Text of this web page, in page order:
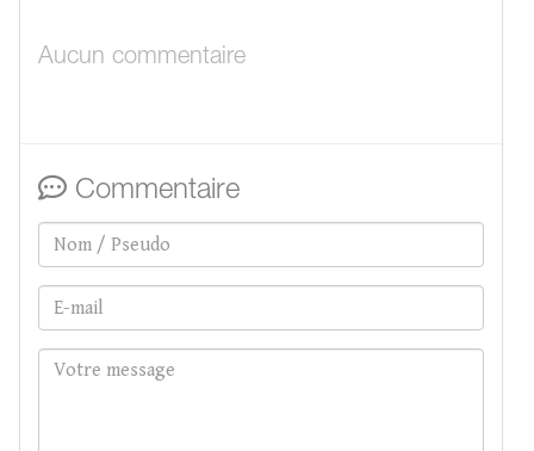
Aucun commentaire
Commentaire